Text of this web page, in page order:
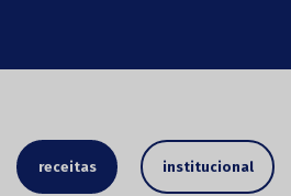
receitas institucional